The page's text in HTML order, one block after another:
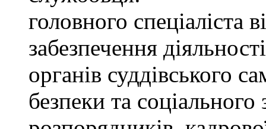
головного спеціаліста
забезпечення
органів суддівського
безпеки та